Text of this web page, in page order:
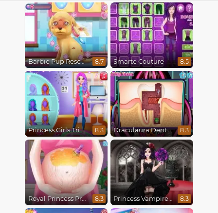
Barbie Pup Rescue 8.7 Smarte Couture 8.5
Princess Girls Trip To Aspen 8.3 Draculaura Dentist 8.3
Royal Princess Pregnant 8.3 Princess Vampire Wedding Makeover 8.3